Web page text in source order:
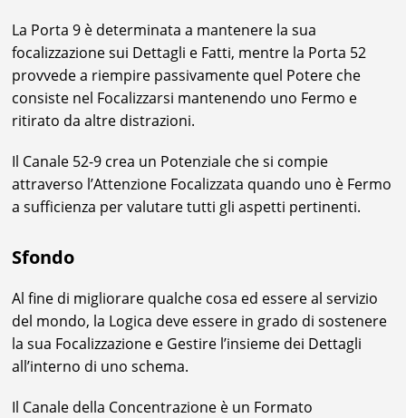
La Porta 9 è determinata a mantenere la sua
focalizzazione sui Dettagli e Fatti, mentre la Porta 52
provvede a riempire passivamente quel Potere che
consiste nel Focalizzarsi mantenendo uno Fermo e
ritirato da altre distrazioni.
Il Canale 52-9 crea un Potenziale che si compie
attraverso l’Attenzione Focalizzata quando uno è Fermo
a sufficienza per valutare tutti gli aspetti pertinenti.
Sfondo
Al fine di migliorare qualche cosa ed essere al servizio
del mondo, la Logica deve essere in grado di sostenere
la sua Focalizzazione e Gestire l’insieme dei Dettagli
all’interno di uno schema.
Il Canale della Concentrazione è un Formato